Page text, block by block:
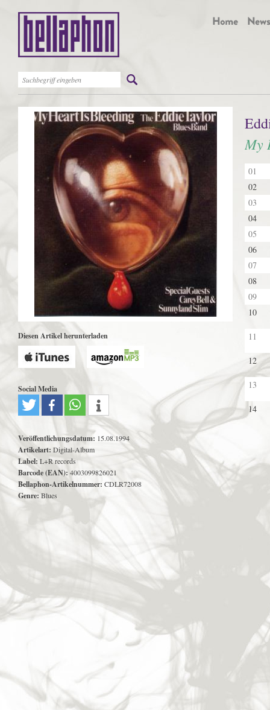
Diesen Artikel herunterladen
Social Media
Veröffentlichungsdatum: 15.08.1994
Artikelart: Digital-Album
Label: L+R records
Barcode (EAN): 4003099826021
Bellaphon-Artikelnummer: CDLR72008
Genre: Blues
My
01
02
03
04
05
06
07
08
09
10
11
12
13
14